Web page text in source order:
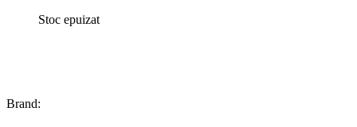
Stoc epuizat
Brand: